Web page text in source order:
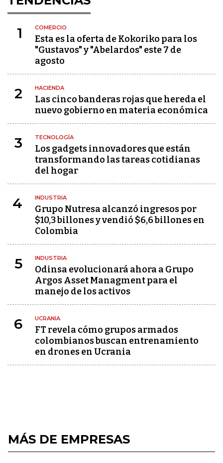
1 COMERCIO
Esta es la oferta de Kokoriko para los
"Gustavos" y "Abelardos" este 7 de
agosto
2 HACIENDA
Las cinco banderas rojas que hereda el
nuevo gobierno en materia económica
3 TECNOLOGÍA
Los gadgets innovadores que están
transformando las tareas cotidianas
del hogar
4 INDUSTRIA
Grupo Nutresa alcanzó ingresos por
$10,3 billones y vendió $6,6 billones en
Colombia
5 INDUSTRIA
Odinsa evolucionará ahora a Grupo
Argos Asset Managment para el
manejo de los activos
6 UCRANIA
FT revela cómo grupos armados
colombianos buscan entrenamiento
en drones en Ucrania
MÁS DE EMPRESAS